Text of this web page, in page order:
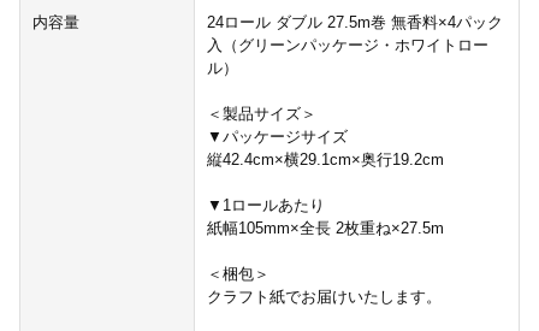
内容量
24ロール ダブル 27.5m巻 無香料×4パック
入（グリーンパッケージ・ホワイトロー
ル）
＜製品サイズ＞
▼パッケージサイズ
縦42.4cm×横29.1cm×奥行19.2cm
▼1ロールあたり
紙幅105mm×全長 2枚重ね×27.5m
＜梱包＞
クラフト紙でお届けいたします。